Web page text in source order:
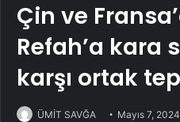
Çin ve
Refah’a kara
karşı ortak
ÜMİT SAVĞA Mayıs 7, 2024